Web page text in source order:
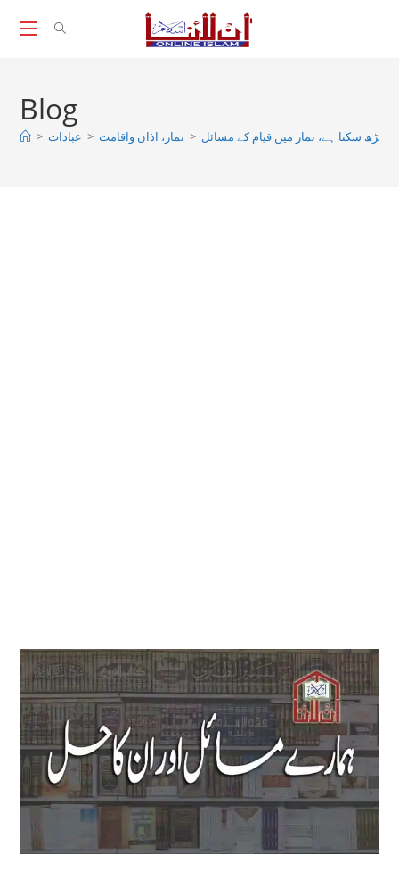
Blog
> عبادات > نماز، اذان واقامت > پڑھ سکتا ہے، نماز میں قیام کے مسائل